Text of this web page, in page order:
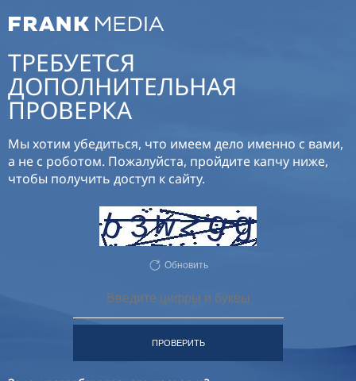
ТРЕБУЕТСЯ
ДОПОЛНИТЕЛЬНАЯ
ПРОВЕРКА
Мы хотим убедиться, что имеем дело именно с вами,
а не с роботом. Пожалуйста, пройдите капчу ниже,
чтобы получить доступ к сайту.
Обновить
ПРОВЕРИТЬ